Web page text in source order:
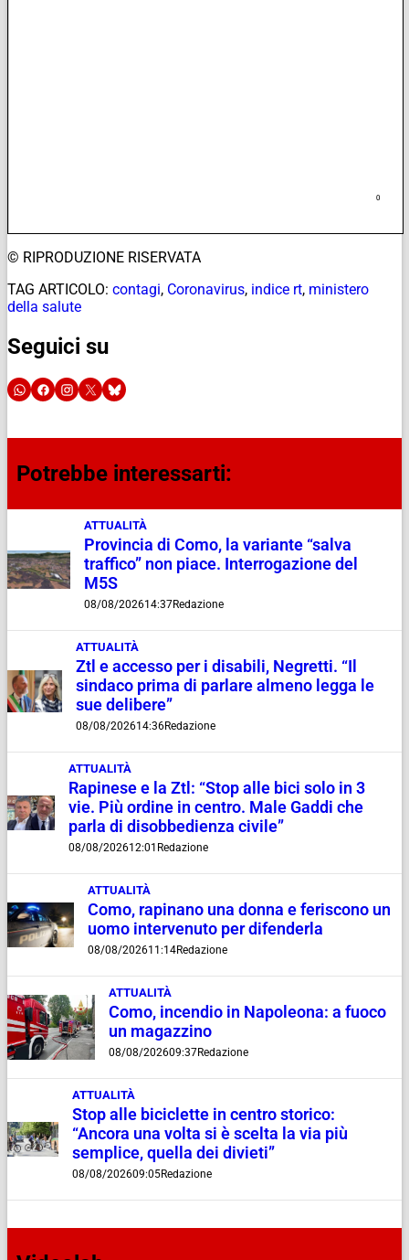
© RIPRODUZIONE RISERVATA
TAG ARTICOLO: contagi, Coronavirus, indice rt, ministero
della salute
Seguici su
Potrebbe interessarti:
ATTUALITÀ
Provincia di Como, la variante “salva
traffico” non piace. Interrogazione del
M5S
08/08/202614:37Redazione
ATTUALITÀ
Ztl e accesso per i disabili, Negretti. “Il
sindaco prima di parlare almeno legga le
sue delibere”
08/08/202614:36Redazione
ATTUALITÀ
Rapinese e la Ztl: “Stop alle bici solo in 3
vie. Più ordine in centro. Male Gaddi che
parla di disobbedienza civile”
08/08/202612:01 Redazione
ATTUALITÀ
Como, rapinano una donna e feriscono un
uomo intervenuto per difenderla
08/08/202611:14Redazione
ATTUALITÀ
Como, incendio in Napoleona: a fuoco
un magazzino
08/08/202609:37Redazione
ATTUALITÀ
Stop alle biciclette in centro storico:
“Ancora una volta si è scelta la via più
semplice, quella dei divieti”
08/08/202609:05Redazione